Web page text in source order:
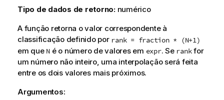
i
c
Tipo de dados de retorno: numérico
A função retorna o valor correspondente à
classificação definido por rank = fraction * (N+1)
em que N é o número de valores em expr. Se rankfor
um número não inteiro, uma interpolação será feita
entre os dois valores mais próximos.
Argumentos: